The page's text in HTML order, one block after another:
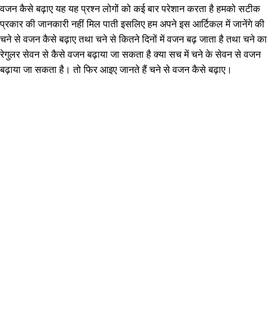
वजन कैसे बढ़ाए यह यह प्रश्न लोगों को कई बार परेशान करता है हमको सटीक
प्रकार की जानकारी नहीं मिल पाती इसलिए हम अपने इस आर्टिकल में जानेंगे की
चने से वजन कैसे बढ़ाए तथा चने से कितने दिनों में वजन बढ़ जाता है तथा चने का
रेगुलर सेवन से कैसे वजन बढ़ाया जा सकता है क्या सच में चने के सेवन से वजन
बढ़ाया जा सकता है। तो फिर आइए जानते हैं चने से वजन कैसे बढ़ाए।